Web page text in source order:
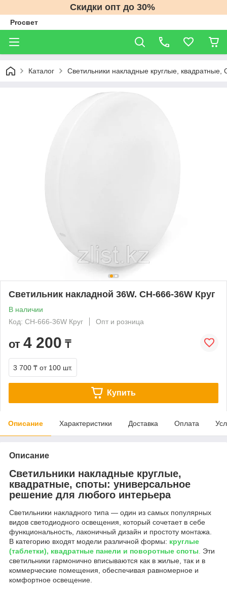
Скидки опт до 30%
Proсвет
Каталог Светильники накладные круглые, квадратные,
Светильник накладной 36W. СН-666-36W Круг
В наличии
Код: СН-666-36W Круг
Опт и розница
от 4 200 ₸
3 700 ₸ от 100 шт.
Купить
Описание Характеристики Доставка Оплата
Описание
Светильники накладные круглые,
квадратные, споты: универсальное
решение для любого интерьера
Светильники накладного типа — один из самых популярных
видов светодиодного освещения, который сочетает в себе
функциональность, лаконичный дизайн и простоту монтажа.
В категорию входят модели различной формы: круглые
(таблетки), квадратные панели и поворотные споты. Эти
светильники гармонично вписываются как в жилые, так и в
коммерческие помещения, обеспечивая равномерное и
комфортное освещение.